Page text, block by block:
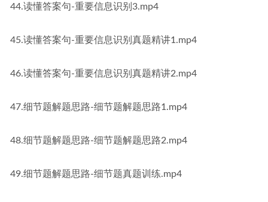
44.读懂答案句-重要信息识别3.mp4
45.读懂答案句-重要信息识别真题精讲1.mp4
46.读懂答案句-重要信息识别真题精讲2.mp4
47.细节题解题思路-细节题解题思路1.mp4
48.细节题解题思路-细节题解题思路2.mp4
49.细节题解题思路-细节题真题训练.mp4